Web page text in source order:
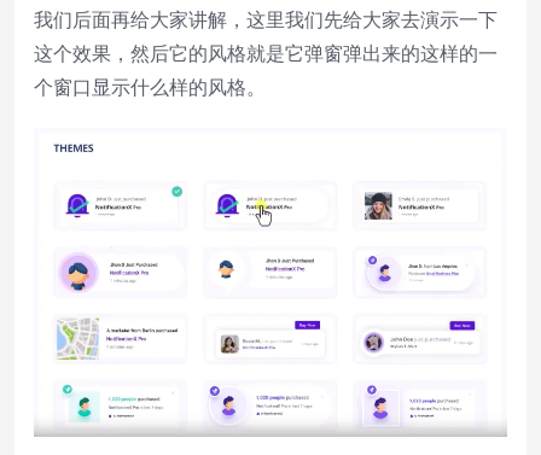
我们后面再给大家讲解，这里我们先给大家去演示一下
这个效果，然后它的风格就是它弹窗弹出来的这样的一
个窗口显示什么样的风格。